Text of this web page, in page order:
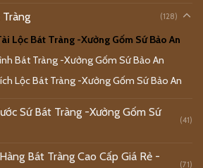
(128)
Lộc Bát Tràng -Xưởng Gốm Sứ Bảo An
Bát Tràng -Xưởng Gốm Sứ Bảo An
Lộc Bát Tràng -Xưởng Gốm Sứ Bảo An
Sứ Bát Tràng -Xưởng Gốm Sứ
(41)
Bát Tràng Cao Cấp Giá Rẻ -
(71)